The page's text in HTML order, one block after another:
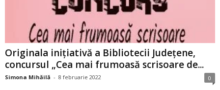
Originala inițiativă a Bibliotecii Județene,
concursul „Cea mai frumoasă scrisoare de...
Simona Mihăilă - 8 februarie 2022 0